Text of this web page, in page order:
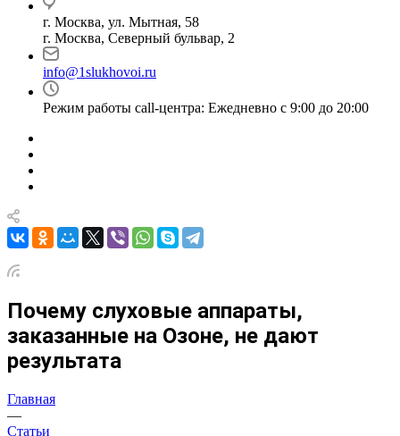
г. Москва, ул. Мытная, 58
г. Москва, Северный бульвар, 2
info@1slukhovoi.ru
Режим работы call-центра: Ежедневно с 9:00 до 20:00
Почему слуховые аппараты,
заказанные на Озоне, не дают
результата
Главная
—
Статьи